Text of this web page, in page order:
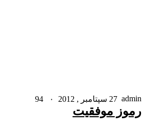
admin 27 سپتامبر , 2012 ۰
رموز موفقیت